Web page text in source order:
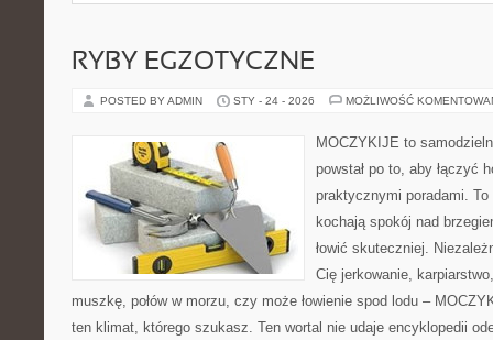
RYBY EGZOTYCZNE
POSTED BY ADMIN STY - 24 - 2026 MOŻLIWOŚĆ
MOCZYKIJE to
powstał po to, aby łączyć
praktycznymi poradami.
kochają spokój nad
łowić skuteczniej.
Cię jerkowanie,
muszkę, połów w morzu, czy może łowienie spod lodu –
ten klimat, którego szukasz. Ten wortal nie udaje encyklopedii